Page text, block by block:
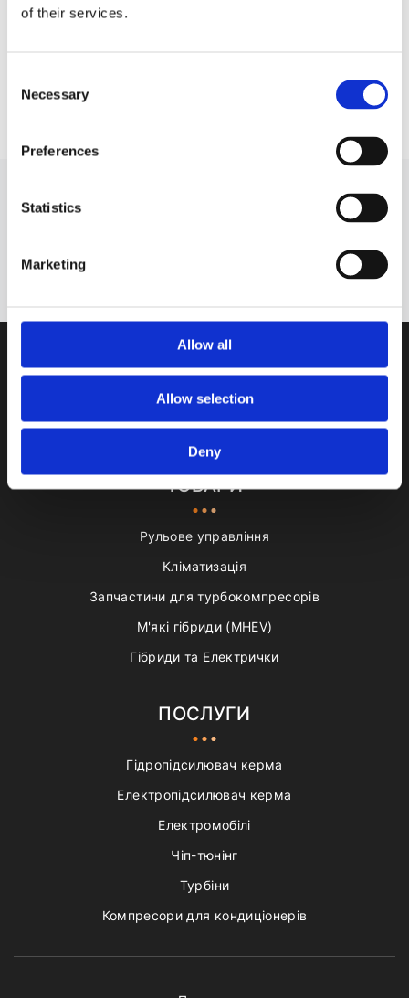
of their services.
Selection
Necessary
Preferences
Statistics
Marketing
Allow all
Allow selection
Deny
В наявності
Підписатися
Зверніть увагу на нашу Політику конфіденційності.
Залишити відгук
ТОВАРИ
Рульове управління
Кліматизація
Запчастини для турбокомпресорів
М'які гібриди (MHEV)
Гібриди та Електрички
ПОСЛУГИ
Гідропідсилювач керма
Електропідсилювач керма
Електромобілі
Чіп-тюнінг
Турбіни
Компресори для кондиціонерів